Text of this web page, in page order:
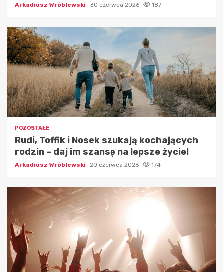
Arkadiusz Wróblewski 30 czerwca 2026 187
POZOSTAŁE
Rudi, Toffik i Nosek szukają kochających
rodzin – daj im szansę na lepsze życie!
Arkadiusz Wróblewski 20 czerwca 2026 174